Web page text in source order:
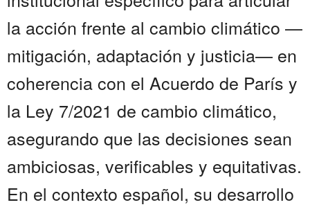
la acción frente al cambio climático —
mitigación, adaptación y justicia— en
coherencia con el Acuerdo de París y
la Ley 7/2021 de cambio climático,
asegurando que las decisiones sean
ambiciosas, verificables y equitativas.
En el contexto español, su desarrollo